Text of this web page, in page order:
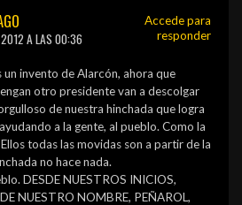
2012 A LAS 00:36
un invento de Alarcón, ahora que
otro presidente van a descolgar
de nuestra hinchada que logra
a la gente, al pueblo. Como la
todas las movidas son a partir de la
no hace nada.
DESDE NUESTROS INICIOS,
NUESTRO NOMBRE, PEÑAROL,
Accede para
responder